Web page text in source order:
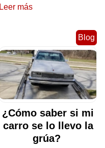
Leer más
Blog
¿Cómo saber si mi
carro se lo llevo la
grúa?